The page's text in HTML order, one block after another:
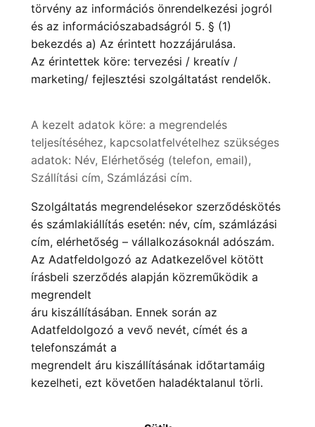
törvény az információs önrendelkezési jogról
és az információszabadságról 5. § (1)
bekezdés a) Az érintett hozzájárulása.
Az érintettek köre: tervezési / kreatív /
marketing/ fejlesztési szolgáltatást rendelők.
A kezelt adatok köre: a megrendelés
teljesítéséhez, kapcsolatfelvételhez szükséges
adatok: Név, Elérhetőség (telefon, email),
Szállítási cím, Számlázási cím.
Szolgáltatás megrendelésekor szerződéskötés
és számlakiállítás esetén: név, cím, számlázási
cím, elérhetőség – vállalkozásoknál adószám.
Az Adatfeldolgozó az Adatkezelővel kötött
írásbeli szerződés alapján közreműködik a
megrendelt
áru kiszállításában. Ennek során az
Adatfeldolgozó a vevő nevét, címét és a
telefonszámát a
megrendelt áru kiszállításának időtartamáig
kezelheti, ezt követően haladéktalanul törli.